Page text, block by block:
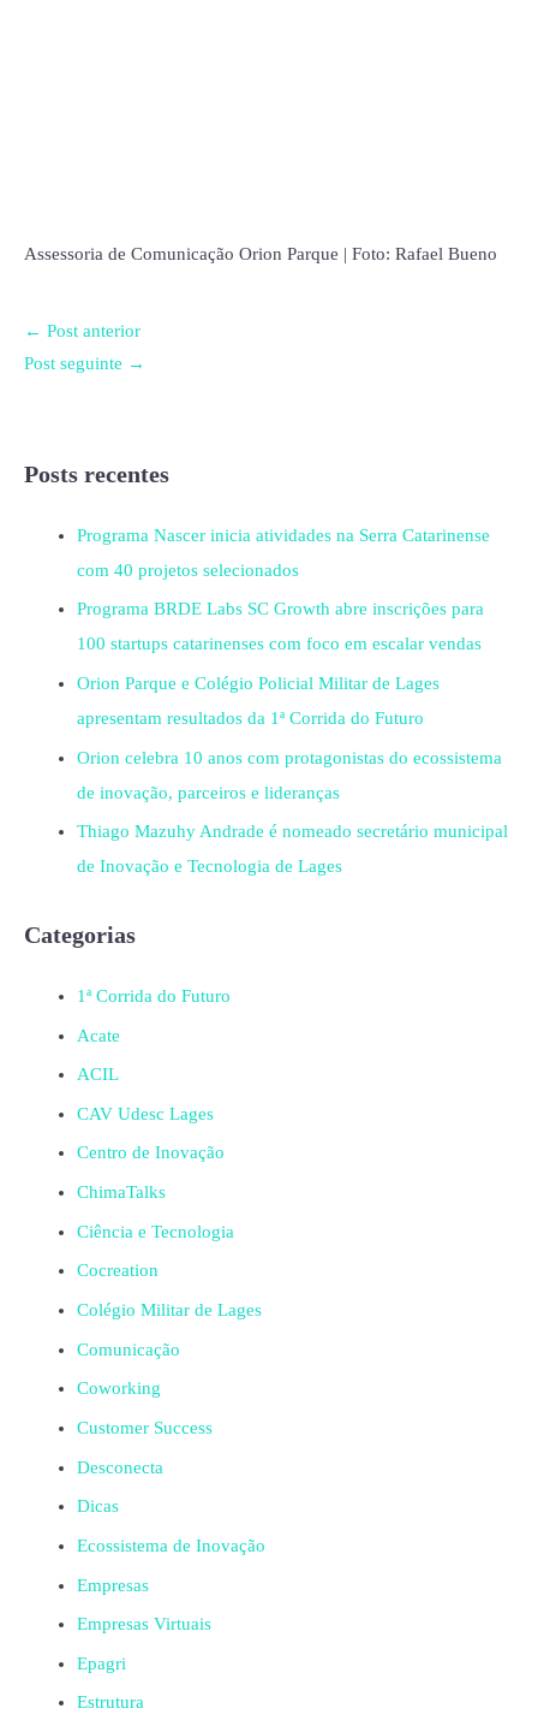
Assessoria de Comunicação Orion Parque | Foto: Rafael Bueno
← Post anterior
Post seguinte →
Posts recentes
Programa Nascer inicia atividades na Serra Catarinense
com 40 projetos selecionados
Programa BRDE Labs SC Growth abre inscrições para
100 startups catarinenses com foco em escalar vendas
Orion Parque e Colégio Policial Militar de Lages
apresentam resultados da 1ª Corrida do Futuro
Orion celebra 10 anos com protagonistas do ecossistema
de inovação, parceiros e lideranças
Thiago Mazuhy Andrade é nomeado secretário municipal
de Inovação e Tecnologia de Lages
Categorias
1ª Corrida do Futuro
Acate
ACIL
CAV Udesc Lages
Centro de Inovação
ChimaTalks
Ciência e Tecnologia
Cocreation
Colégio Militar de Lages
Comunicação
Coworking
Customer Success
Desconecta
Dicas
Ecossistema de Inovação
Empresas
Empresas Virtuais
Epagri
Estrutura